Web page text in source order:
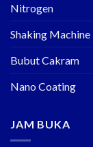
Nitrogen
Shaking Machine
Bubut Cakram
Nano Coating
JAM BUKA